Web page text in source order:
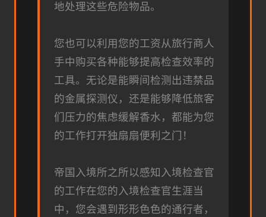
地处理这些危险物品。
您也可以利用您的工资从旅行商人
手中购买各种能够提高检查效率的
工具。无论是能瞬间检测出违禁品
的金属探测仪，还是能够降低旅客
们压力的焦虑缓解香水，都能为您
的工作打开独扇扇便利之门！
帝国入境所之所以感知入境检查官
的工作在您的入境检查官生涯当
中，您会遇到形形色色的通行者，